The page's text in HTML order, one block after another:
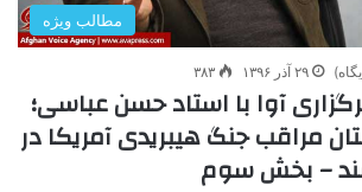
مطالب ویژه
۲۹ آذر ۱۳۹۶ ۳۸۳
آوا با استاد حسن عباسی؛
مراقب جنگ هیبریدی آمریکا در
– بخش سوم